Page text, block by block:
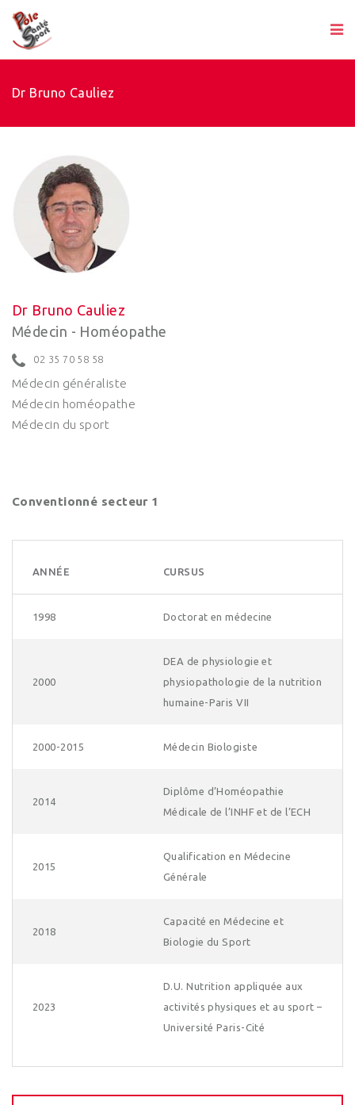
Dr Bruno Cauliez
Dr Bruno Cauliez
Médecin - Homéopathe
02 35 70 58 58
Médecin généraliste
Médecin homéopathe
Médecin du sport
Conventionné secteur 1
ANNÉE CURSUS
1998 Doctorat en médecine
2000
DEA de physiologie et
physiopathologie de la nutrition
humaine-Paris VII
2000-2015 Médecin Biologiste
2014
Diplôme d’Homéopathie
Médicale de l’INHF et de l’ECH
2015
Qualification en Médecine
Générale
2018
Capacité en Médecine et
Biologie du Sport
2023
D.U. Nutrition appliquée aux
activités physiques et au sport –
Université Paris-Cité